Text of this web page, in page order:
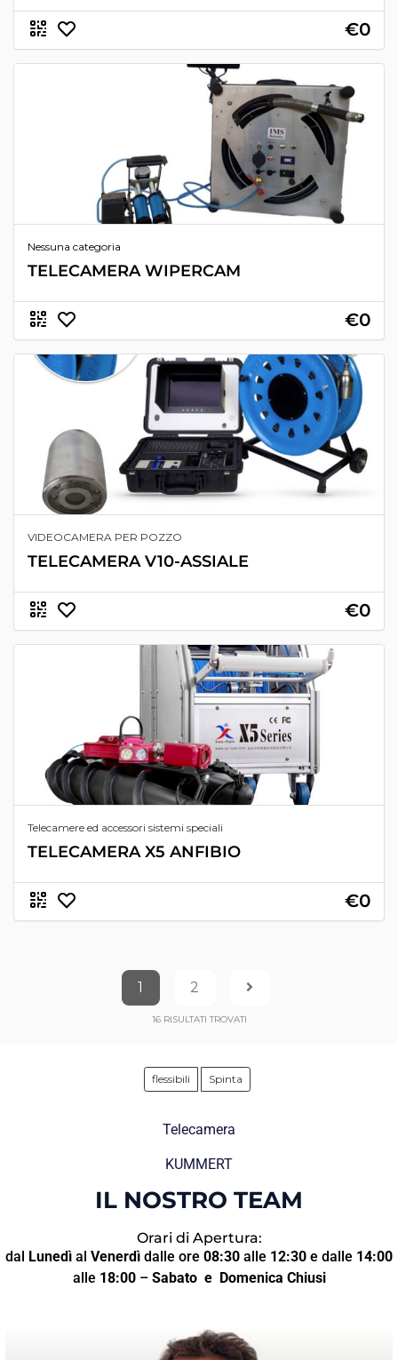
€0
Nessuna categoria
TELECAMERA WIPERCAM
€0
VIDEOCAMERA PER POZZO
TELECAMERA V10-ASSIALE
€0
Telecamere ed accessori sistemi speciali
TELECAMERA X5 ANFIBIO
€0
1 2
16RISULTATI TROVATI
flessibili Spinta
Telecamera
KUMMERT
IL NOSTRO TEAM
Orari di Apertura:
dal Lunedì al Venerdì dalle ore 08:30 alle 12:30 e dalle 14:00
alle 18:00– Sabato e Domenica Chiusi